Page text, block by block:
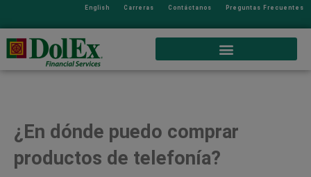
English Carreras Contáctanos Preguntas Frecuentes
¿En dónde puedo comprar
productos de telefonía?